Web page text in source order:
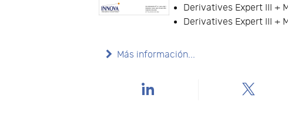
Derivatives Expert III +
Derivatives Expert III +
Más información...